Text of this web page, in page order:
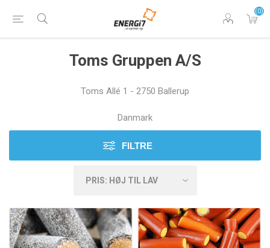
(0)
Toms Gruppen A/S
Toms Allé 1 - 2750 Ballerup
Danmark
FILTRE